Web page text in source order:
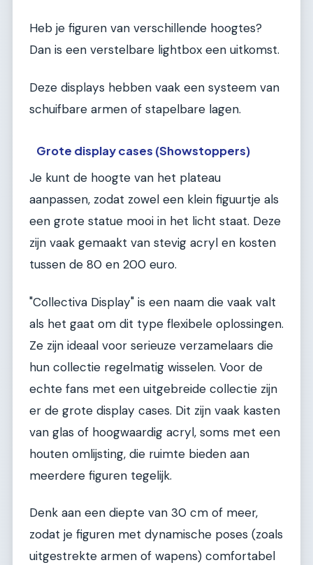
Heb je figuren van verschillende hoogtes?
Dan is een verstelbare lightbox een uitkomst.
Deze displays hebben vaak een systeem van
schuifbare armen of stapelbare lagen.
Grote display cases (Showstoppers)
Je kunt de hoogte van het plateau
aanpassen, zodat zowel een klein figuurtje als
een grote statue mooi in het licht staat. Deze
zijn vaak gemaakt van stevig acryl en kosten
tussen de 80 en 200 euro.
"Collectiva Display" is een naam die vaak valt
als het gaat om dit type flexibele oplossingen.
Ze zijn ideaal voor serieuze verzamelaars die
hun collectie regelmatig wisselen. Voor de
echte fans met een uitgebreide collectie zijn
er de grote display cases. Dit zijn vaak kasten
van glas of hoogwaardig acryl, soms met een
houten omlijsting, die ruimte bieden aan
meerdere figuren tegelijk.
Denk aan een diepte van 30 cm of meer,
zodat je figuren met dynamische poses (zoals
uitgestrekte armen of wapens) comfortabel